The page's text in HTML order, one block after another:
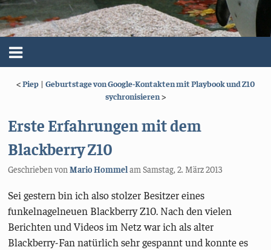
Menü
<Piep | Geburtstage von Google-Kontakten mit Playbook und Z10
sychronisieren>
Erste Erfahrungen mit dem
Blackberry Z10
Geschrieben vonMario HommelamSamstag, 2. März 2013
Sei gestern bin ich also stolzer Besitzer eines
funkelnagelneuen Blackberry Z10. Nach den vielen
Berichten und Videos im Netz war ich als alter
Blackberry-Fan natürlich sehr gespannt und konnte es